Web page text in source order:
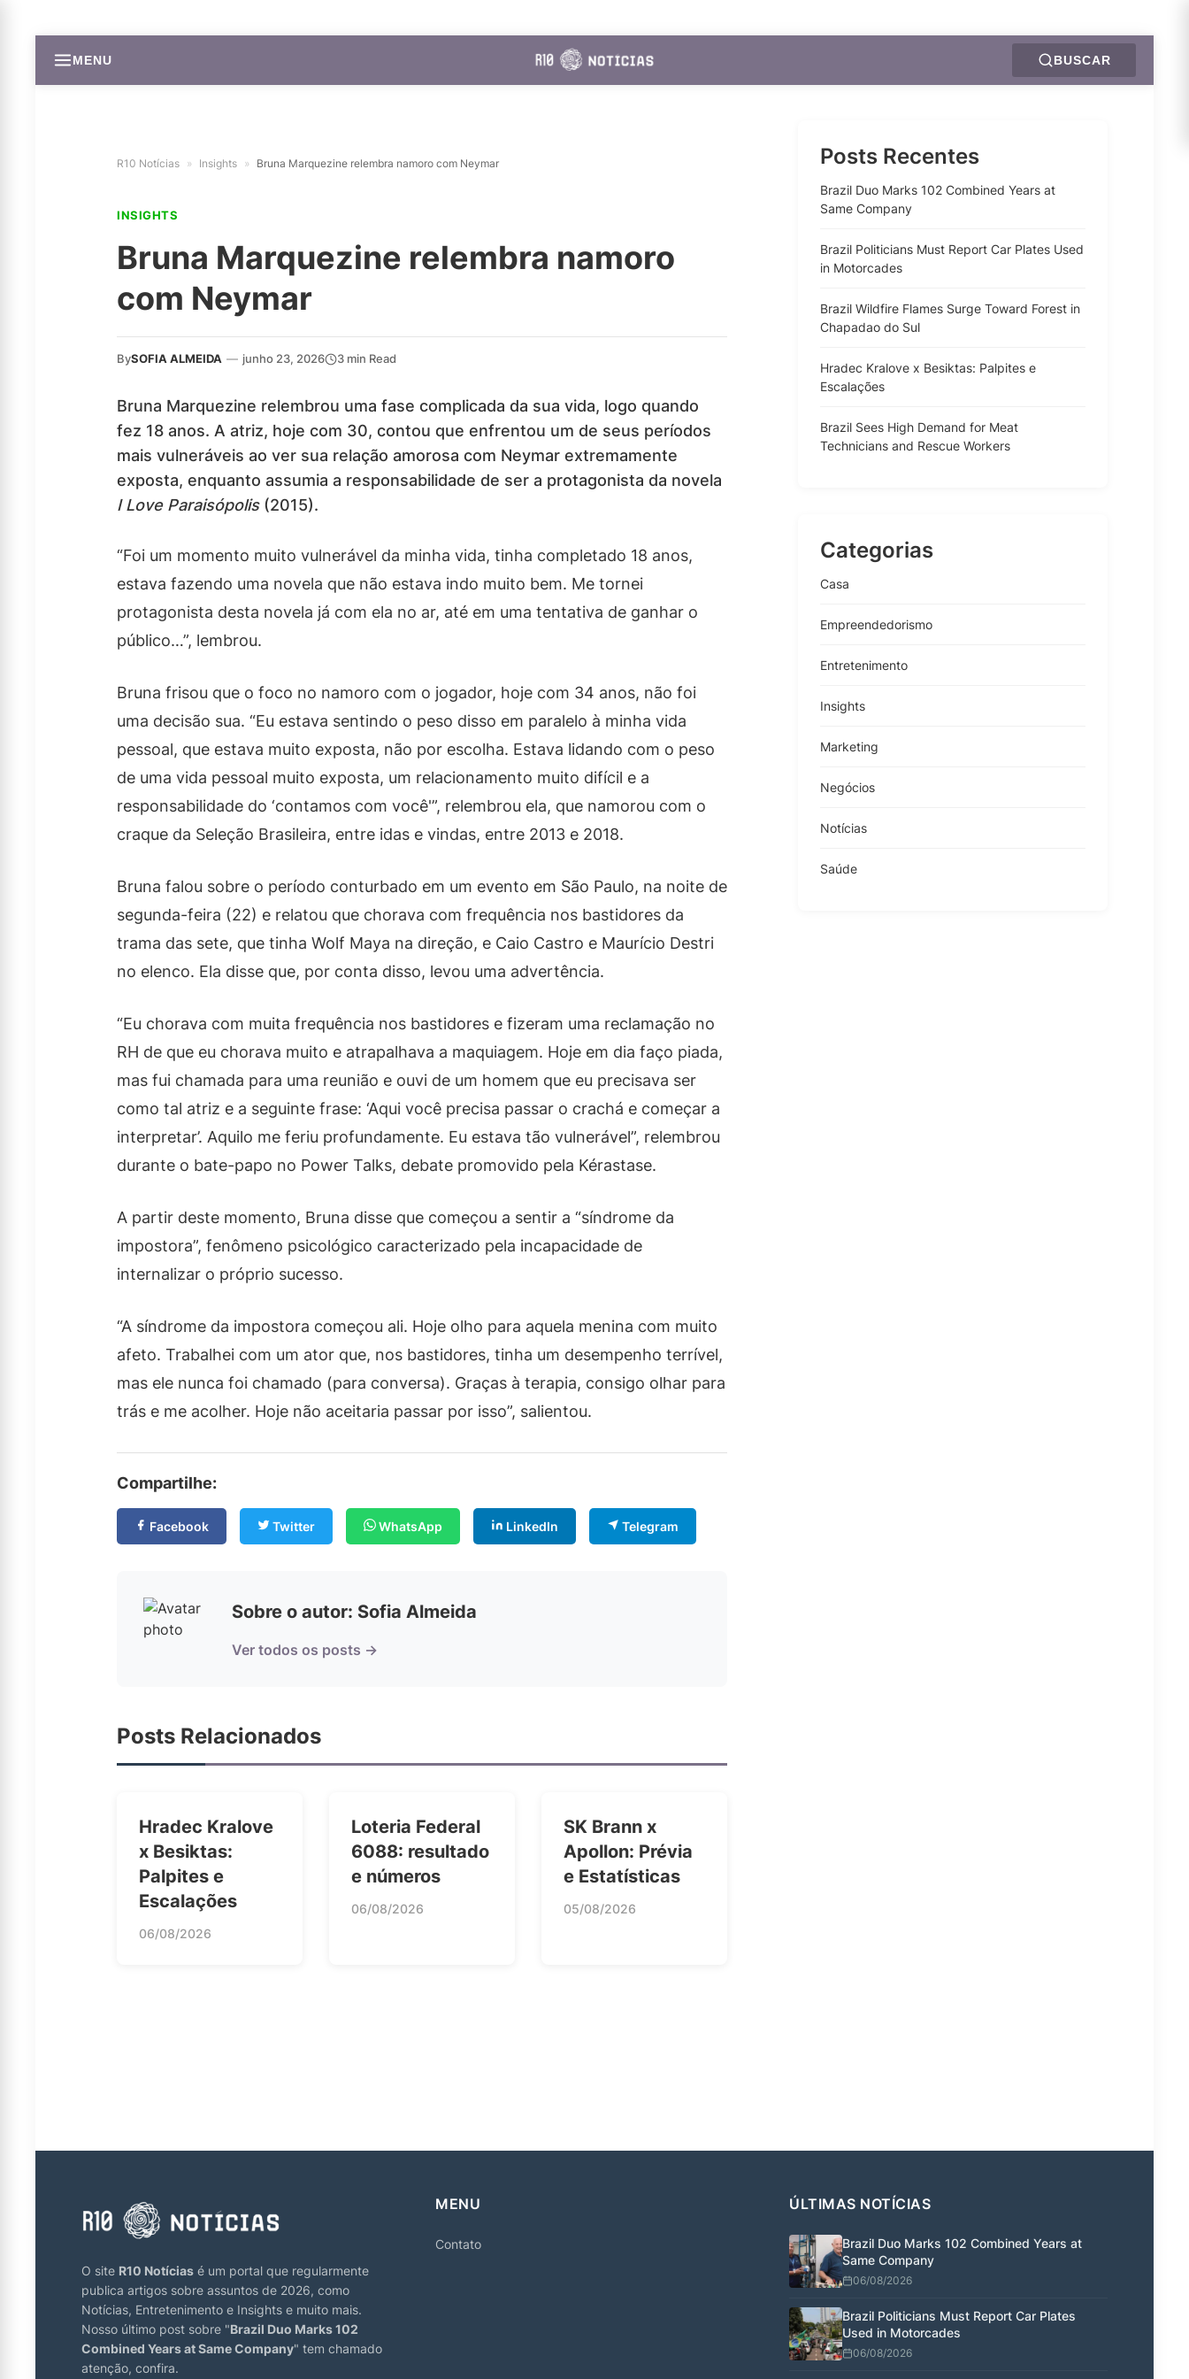
MENU BUSCAR
R10 Notícias » Insights » Bruna Marquezine relembra namoro com Neymar
INSIGHTS
Bruna Marquezine relembra namoro
com Neymar
BySOFIA ALMEIDA — junho 23, 2026 3 min Read
Bruna Marquezine relembrou uma fase complicada da sua vida, logo quando
fez 18 anos. A atriz, hoje com 30, contou que enfrentou um de seus períodos
mais vulneráveis ao ver sua relação amorosa com Neymar extremamente
exposta, enquanto assumia a responsabilidade de ser a protagonista da novela
I Love Paraisópolis(2015).
“Foi um momento muito vulnerável da minha vida, tinha completado 18 anos,
estava fazendo uma novela que não estava indo muito bem. Me tornei
protagonista desta novela já com ela no ar, até em uma tentativa de ganhar o
público…”, lembrou.
Bruna frisou que o foco no namoro com o jogador, hoje com 34 anos, não foi
uma decisão sua. “Eu estava sentindo o peso disso em paralelo à minha vida
pessoal, que estava muito exposta, não por escolha. Estava lidando com o peso
de uma vida pessoal muito exposta, um relacionamento muito difícil e a
responsabilidade do ‘contamos com você'”, relembrou ela, que namorou com o
craque da Seleção Brasileira, entre idas e vindas, entre 2013 e 2018.
Bruna falou sobre o período conturbado em um evento em São Paulo, na noite de
segunda-feira (22) e relatou que chorava com frequência nos bastidores da
trama das sete, que tinha Wolf Maya na direção, e Caio Castro e Maurício Destri
no elenco. Ela disse que, por conta disso, levou uma advertência.
“Eu chorava com muita frequência nos bastidores e fizeram uma reclamação no
RH de que eu chorava muito e atrapalhava a maquiagem. Hoje em dia faço piada,
mas fui chamada para uma reunião e ouvi de um homem que eu precisava ser
como tal atriz e a seguinte frase: ‘Aqui você precisa passar o crachá e começar a
interpretar’. Aquilo me feriu profundamente. Eu estava tão vulnerável”, relembrou
durante o bate-papo no Power Talks, debate promovido pela Kérastase.
A partir deste momento, Bruna disse que começou a sentir a “síndrome da
impostora”, fenômeno psicológico caracterizado pela incapacidade de
internalizar o próprio sucesso.
“A síndrome da impostora começou ali. Hoje olho para aquela menina com muito
afeto. Trabalhei com um ator que, nos bastidores, tinha um desempenho terrível,
mas ele nunca foi chamado (para conversa). Graças à terapia, consigo olhar para
trás e me acolher. Hoje não aceitaria passar por isso”, salientou.
Compartilhe:
Facebook Twitter WhatsApp LinkedIn Telegram
Sobre o autor: Sofia Almeida
Ver todos os posts →
Posts Relacionados
Hradec Kralove
x Besiktas:
Palpites e
Escalações
06/08/2026
Loteria Federal
6088: resultado
e números
06/08/2026
SK Brann x
Apollon: Prévia
e Estatísticas
05/08/2026
Posts Recentes
Brazil Duo Marks 102 Combined Years at
Same Company
Brazil Politicians Must Report Car Plates Used
in Motorcades
Brazil Wildfire Flames Surge Toward Forest in
Chapadao do Sul
Hradec Kralove x Besiktas: Palpites e
Escalações
Brazil Sees High Demand for Meat
Technicians and Rescue Workers
Categorias
Casa
Empreendedorismo
Entretenimento
Insights
Marketing
Negócios
Notícias
Saúde
O site R10 Notícias é um portal que regularmente
publica artigos sobre assuntos de 2026, como
Notícias, Entretenimento e Insights e muito mais.
Nosso último post sobre "Brazil Duo Marks 102
Combined Years at Same Company" tem chamado
atenção, confira.
MENU
Contato
ÚLTIMAS NOTÍCIAS
Brazil Duo Marks 102 Combined Years at
Same Company
06/08/2026
Brazil Politicians Must Report Car Plates
Used in Motorcades
06/08/2026